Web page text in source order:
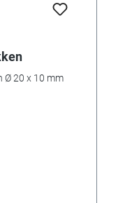
Ø 20 x 10 mm